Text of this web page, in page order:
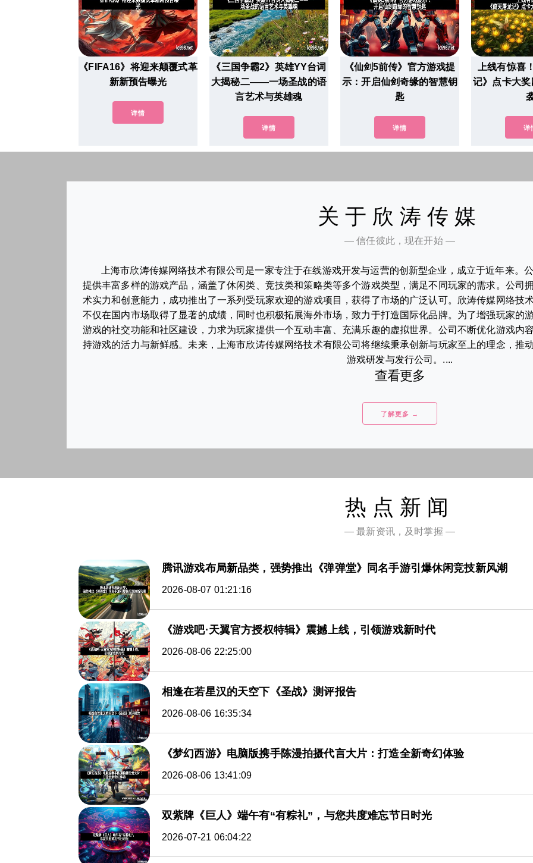
《FIFA16》将迎来颠覆式革
新新预告曝光
详情
《三国争霸2》英雄YY台词
大揭秘二——一场圣战的语
言艺术与英雄魂
详情
《仙剑5前传》官方游戏提
示：开启仙剑奇缘的智慧钥
匙
详情
上线有惊喜
记》点卡大
详
关于欣涛传媒
— 信任彼此，现在开始 —
上海市欣涛传媒网络技术有限公司是一家专注于在线游戏开发与运营的创新型企业，成立于近年来。
提供丰富多样的游戏产品，涵盖了休闲类、竞技类和策略类等多个游戏类型，满足不同玩家的需求。公司
术实力和创意能力，成功推出了一系列受玩家欢迎的游戏项目，获得了市场的广泛认可。欣涛传媒网络技
不仅在国内市场取得了显著的成绩，同时也积极拓展海外市场，致力于打造国际化品牌。为了增强玩家的
游戏的社交功能和社区建设，力求为玩家提供一个互动丰富、充满乐趣的虚拟世界。公司不断优化游戏内
持游戏的活力与新鲜感。未来，上海市欣涛传媒网络技术有限公司将继续秉承创新与玩家至上的理念，推
游戏研发与发行公司。....
查看更多
了解更多 →
热点新闻
— 最新资讯，及时掌握 —
腾讯游戏布局新品类，强势推出《弹弹堂》同名手游引爆休闲竞技新风潮
2026-08-07 01:21:16
《游戏吧·天翼官方授权特辑》震撼上线，引领游戏新时代
2026-08-06 22:25:00
相逢在若星汉的天空下《圣战》测评报告
2026-08-06 16:35:34
《梦幻西游》电脑版携手陈漫拍摄代言大片：打造全新奇幻体验
2026-08-06 13:41:09
双紫牌《巨人》端午有“有粽礼”，与您共度难忘节日时光
2026-07-21 06:04:22